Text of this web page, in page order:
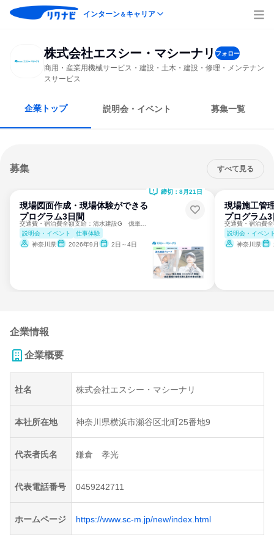
インターン＆キャリア
株式会社エスシー・マシーナリ フォロー
商用・産業用機械サービス・建設・土木・建設・修理・メンテナン
スサービス
企業トップ 説明会・イベント 募集一覧
募集 すべて見る
現場図面作成・現場体験ができる
プログラム3日間
説明会・イベント
仕事体験
神奈川県
2026年9月 2日～4日
締切：8月21日
現場施工管
プログラム
説明会・イベン
神奈川県
企業情報
企業概要
社名 株式会社エスシー・マシーナリ
本社所在地 神奈川県横浜市瀬谷区北町25番地9
代表者氏名 鎌倉 孝光
代表電話番号 0459242711
ホームページ https://www.sc-m.jp/new/index.html